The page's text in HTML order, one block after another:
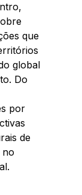
que
global
Do
por
de
no